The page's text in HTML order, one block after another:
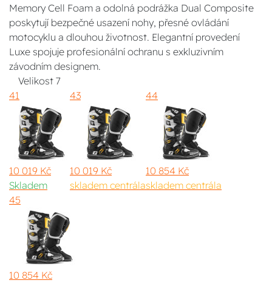
Memory Cell Foam a odolná podrážka Dual Composite
poskytují bezpečné usazení nohy, přesné ovládání
motocyklu a dlouhou životnost. Elegantní provedení
Luxe spojuje profesionální ochranu s exkluzivním
závodním designem.
Velikost 7
41
10 019 Kč
Skladem
43
10 019 Kč
skladem centrála
44
10 854 Kč
skladem centrála
45
10 854 Kč